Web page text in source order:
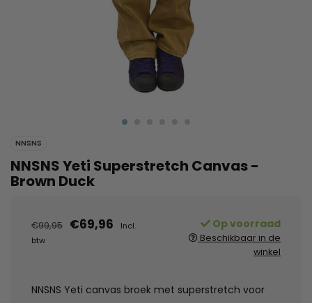
NNSNS
NNSNS Yeti Superstretch Canvas -
Brown Duck
€99,95 €69,96
Incl.
btw
Op voorraad
Beschikbaar in de
winkel
NNSNS Yeti canvas broek met superstretch voor